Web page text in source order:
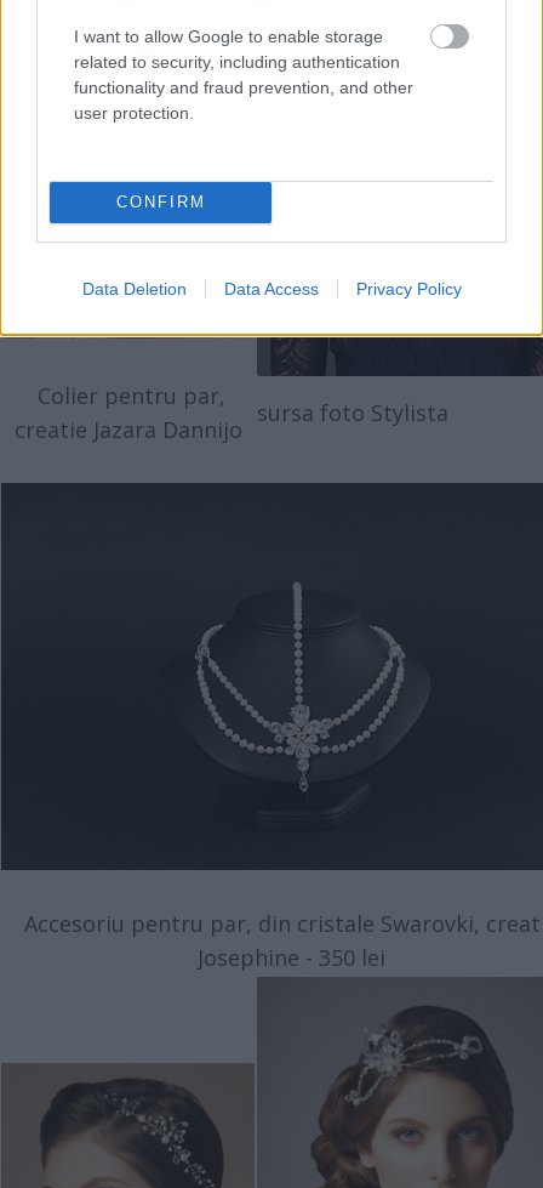
I want to allow Google to enable storage
related to security, including authentication
functionality and fraud prevention, and other
user protection.
CONFIRM
Data Deletion Data Access Privacy Policy
Colier pentru par,
creatie Jazara Dannijo
sursa foto Stylista
Accesoriu pentru par, din cristale Swarovki,
Josephine - 350 lei